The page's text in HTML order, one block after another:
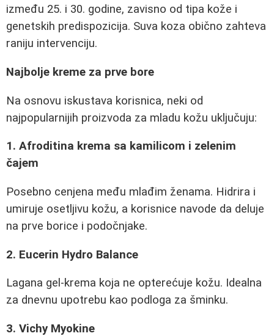
između 25. i 30. godine, zavisno od tipa kože i
genetskih predispozicija. Suva koza obično zahteva
raniju intervenciju.
Najbolje kreme za prve bore
Na osnovu iskustava korisnica, neki od
najpopularnijih proizvoda za mladu kožu uključuju:
1. Afroditina krema sa kamilicom i zelenim
čajem
Posebno cenjena među mlađim ženama. Hidrira i
umiruje osetljivu kožu, a korisnice navode da deluje
na prve borice i podočnjake.
2. Eucerin Hydro Balance
Lagana gel-krema koja ne opterećuje kožu. Idealna
za dnevnu upotrebu kao podloga za šminku.
3. Vichy Myokine